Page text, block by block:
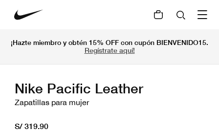
¡Hazte miembro y obtén 15% OFF con cupón BIENVENIDO15.
Regístrate aquí!
Nike Pacific Leather
Zapatillas para mujer
S/ 319.90